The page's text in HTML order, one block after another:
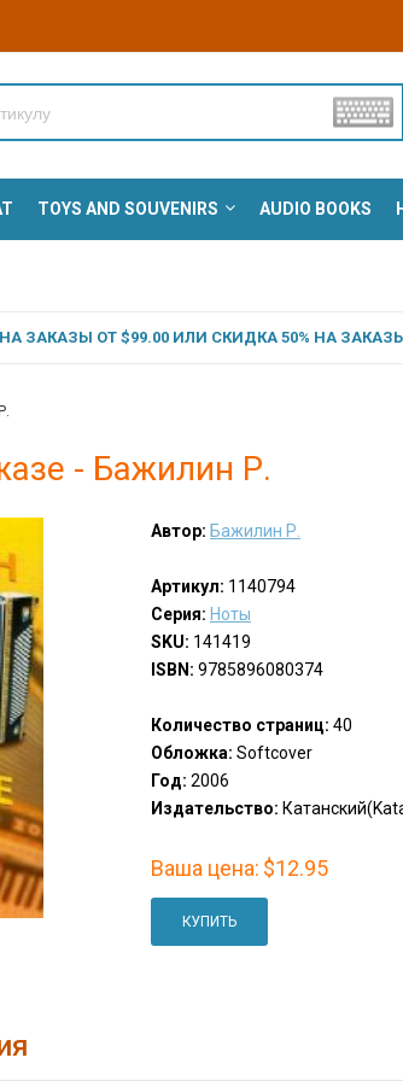
TOYS AND SOUVENIRS AUDIO BOOKS
ЗАКАЗЫ ОТ $99.00 ИЛИ СКИДКА 50% НА ЗАКАЗЫ
- Бажилин Р.
Автор: Бажилин Р.
Артикул: 1140794
Серия: Ноты
SKU: 141419
ISBN: 9785896080374
Количество страниц: 40
Обложка: Softcover
Год: 2006
Издательство:
Ваша цена: $12.95
КУПИТЬ